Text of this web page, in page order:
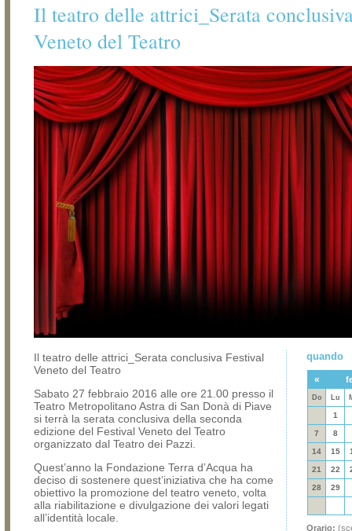
Il teatro delle attrici_Serata
Veneto del Teatro
Il teatro delle attrici_Serata conclusiva Festival
Veneto del Teatro
Sabato 27 febbraio 2016 alle ore 21.00 presso il
Teatro Metropolitano Astra di San Donà di Piave
si terrà la serata conclusiva della seconda
edizione del Festival Veneto del Teatro
organizzato dal Teatro dei Pazzi.
Quest’anno la Fondazione Terra d’Acqua ha
deciso di sostenere quest’iniziativa che ha come
obiettivo la promozione del teatro veneto, volta
alla riabilitazione e divulgazione dei valori legati
all’identità locale.
quando
«
Do Lu
1
7 8
14 15
21 22
28 29
Orario: